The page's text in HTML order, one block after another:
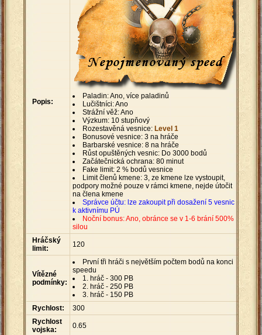
Popis:
Paladin: Ano, více paladinů
Lučištníci: Ano
Strážní věž: Ano
Výzkum: 10 stupňový
Rozestavěná vesnice: Level 1
Bonusové vesnice: 3 na hráče
Barbarské vesnice: 8 na hráče
Růst opuštěných vesnic: Do 3000 bodů
Začátečnická ochrana: 80 minut
Fake limit: 2 % bodů vesnice
Limit členů kmene: 3, ze kmene lze vystoupit,
podpory možné pouze v rámci kmene, nejde útočit
na člena kmene
Správce účtu: lze zakoupit při dosažení 5 vesnic
k aktivnímu PÚ
Noční bonus: Ano, obránce se v 1-6 brání 500%
silou
Hráčský
limit:
120
Vítězné
podmínky:
První tři hráči s největším počtem bodů na konci
speedu
1. hráč - 300 PB
2. hráč - 250 PB
3. hráč - 150 PB
Rychlost:
300
Rychlost
vojska:
0.65